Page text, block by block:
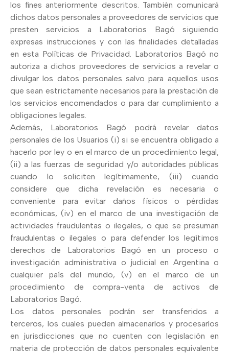
los fines anteriormente descritos. También comunicará
dichos datos personales a proveedores de servicios que
presten servicios a Laboratorios Bagó siguiendo
expresas instrucciones y con las finalidades detalladas
en esta Políticas de Privacidad. Laboratorios Bagó no
autoriza a dichos proveedores de servicios a revelar o
divulgar los datos personales salvo para aquellos usos
que sean estrictamente necesarios para la prestación de
los servicios encomendados o para dar cumplimiento a
obligaciones legales.
Además, Laboratorios Bagó podrá revelar datos
personales de los Usuarios (i) si se encuentra obligado a
hacerlo por ley o en el marco de un procedimiento legal,
(ii) a las fuerzas de seguridad y/o autoridades públicas
cuando lo soliciten legítimamente, (iii) cuando
considere que dicha revelación es necesaria o
conveniente para evitar daños físicos o pérdidas
económicas, (iv) en el marco de una investigación de
actividades fraudulentas o ilegales, o que se presuman
fraudulentas o ilegales o para defender los legítimos
derechos de Laboratorios Bagó en un proceso o
investigación administrativa o judicial en Argentina o
cualquier país del mundo, (v) en el marco de un
procedimiento de compra-venta de activos de
Laboratorios Bagó.
Los datos personales podrán ser transferidos a
terceros, los cuales pueden almacenarlos y procesarlos
en jurisdicciones que no cuenten con legislación en
materia de protección de datos personales equivalente